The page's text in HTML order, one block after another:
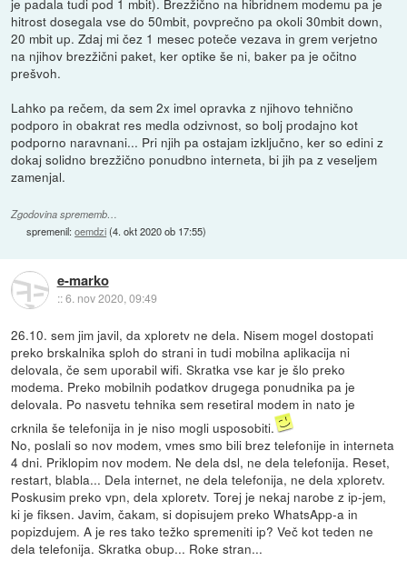
je padala tudi pod 1 mbit). Brezžično na hibridnem modemu pa je
hitrost dosegala vse do 50mbit, povprečno pa okoli 30mbit down,
20 mbit up. Zdaj mi čez 1 mesec poteče vezava in grem verjetno
na njihov brezžični paket, ker optike še ni, baker pa je očitno
prešvoh.
Lahko pa rečem, da sem 2x imel opravka z njihovo tehnično
podporo in obakrat res medla odzivnost, so bolj prodajno kot
podporno naravnani... Pri njih pa ostajam izključno, ker so edini z
dokaj solidno brezžično ponudbno interneta, bi jih pa z veseljem
zamenjal.
Zgodovina sprememb…
spremenil:oemdzi(4. okt 2020 ob 17:55)
e-marko
::6. nov 2020, 09:49
26.10. sem jim javil, da xploretv ne dela. Nisem mogel dostopati
preko brskalnika sploh do strani in tudi mobilna aplikacija ni
delovala, če sem uporabil wifi. Skratka vse kar je šlo preko
modema. Preko mobilnih podatkov drugega ponudnika pa je
delovala. Po nasvetu tehnika sem resetiral modem in nato je
crknila še telefonija in je niso mogli usposobiti.
No, poslali so nov modem, vmes smo bili brez telefonije in interneta
4 dni. Priklopim nov modem. Ne dela dsl, ne dela telefonija. Reset,
restart, blabla... Dela internet, ne dela telefonija, ne dela xploretv.
Poskusim preko vpn, dela xploretv. Torej je nekaj narobe z ip-jem,
ki je fiksen. Javim, čakam, si dopisujem preko WhatsApp-a in
popizdujem. A je res tako težko spremeniti ip? Več kot teden ne
dela telefonija. Skratka obup... Roke stran...